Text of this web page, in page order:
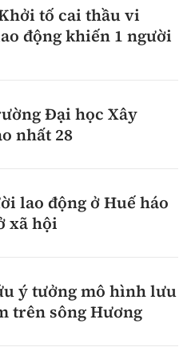
tố cai thầu vi
động khiến 1 người
Đại học Xây
nhất 28
lao động ở Huế háo
xã hội
ý tưởng mô hình lưu
trên sông Hương